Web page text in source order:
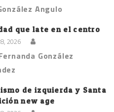
Angulo
que late en el centro
2026
González
de izquierda y Santa
new age